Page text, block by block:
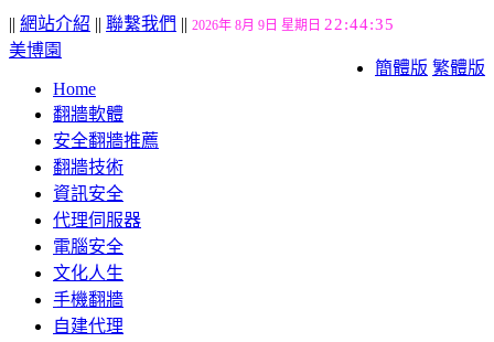
|| 網站介紹 || 聯繫我們 || 2026年 8月 9日 星期日 22:44:35
簡體版 繁體版
美博園
Home
翻牆軟體
安全翻牆推薦
翻牆技術
資訊安全
代理伺服器
電腦安全
文化人生
手機翻牆
自建代理